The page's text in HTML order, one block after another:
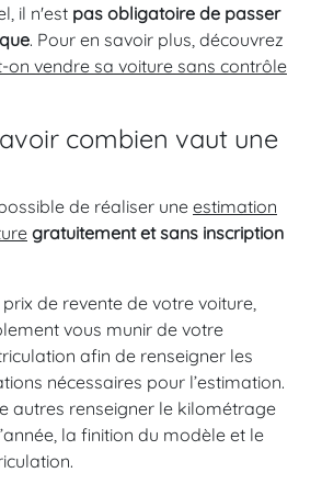
il n'est pas obligatoire de passer
. Pour en savoir plus, découvrez
on vendre sa voiture sans contrôle
combien vaut une
de réaliser uneestimation
gratuitement et sans inscription
de revente de votre voiture,
vous munir de votre
afin de renseigner les
nécessaires pour l’estimation.
autres renseigner le kilométrage
la finition du modèle et le